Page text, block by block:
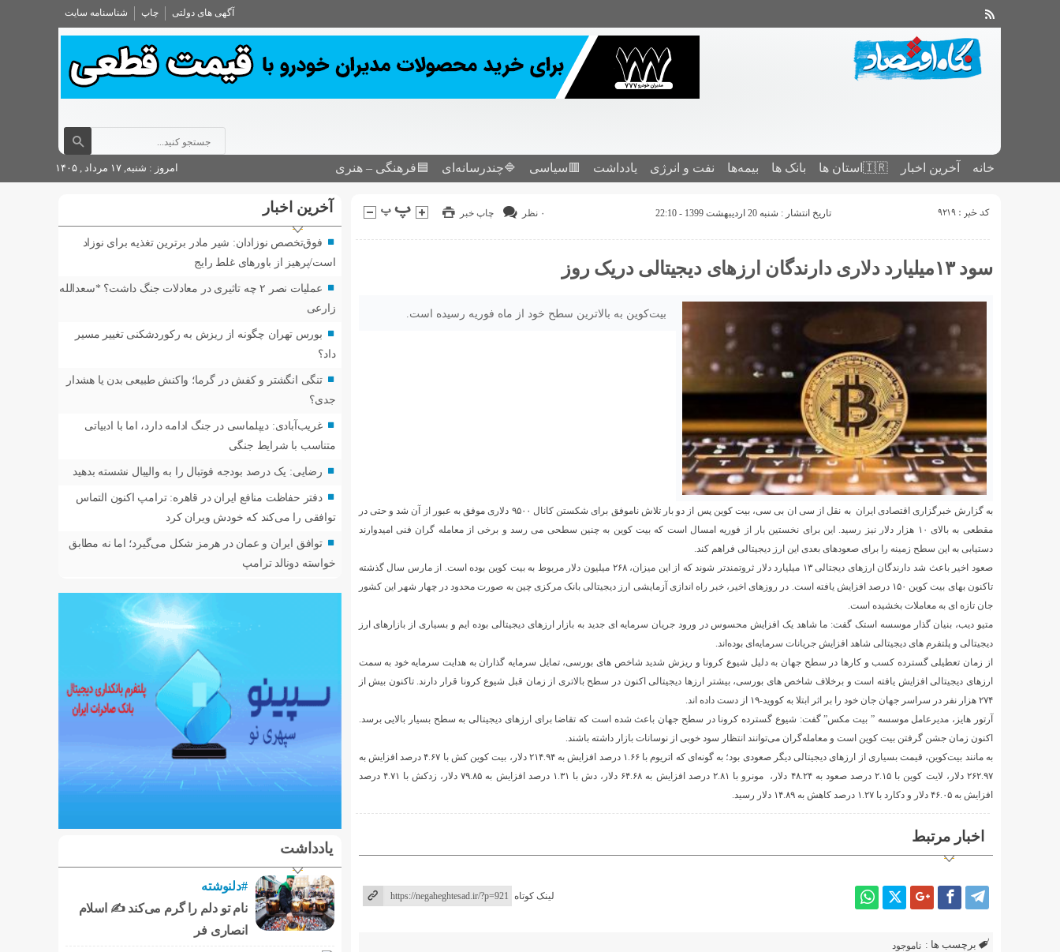
آگهی های دولتی چاپ شناسنامه سایت
خانه آخرین اخبار 🇮🇷استان ‌ها بانک ها بیمه‌ها نفت و انرژی یادداشت 🟥سیاسی 🔷چندرسانه‌ای 🟦فرهنگی – هنری امروز : شنبه, ۱۷ مرداد , ۱۴۰۵
کد خبر : 9219 تاریخ انتشار : شنبه 20 اردیبهشت 1399 - 22:10 چاپ خبر ۰ نظر
سود ۱۳میلیارد دلاری دارندگان ارزهای دیجیتالی دریک روز
بیت‌کوین به بالاترین سطح خود از ماه فوریه رسیده است.
به گزارش خبرگزاری اقتصادی ایران به نقل از سی ان بی سی، بیت کوین پس از دو بار تلاش ناموفق برای شکستن کانال ۹۵۰۰ دلاری موفق به عبور از آن شد و حتی در
مقطعی به بالای ۱۰ هزار دلار نیز رسید. این برای نخستین بار از فوریه امسال است که بیت کوین به چنین سطحی می رسد و برخی از معامله گران فنی امیدوارند
دستیابی به این سطح زمینه را برای صعودهای بعدی این ارز دیجیتالی فراهم کند.
صعود اخیر باعث شد دارندگان ارزهای دیجتالی ۱۳ میلیارد دلار ثروتمندتر شوند که از این میزان، ۲۶۸ میلیون دلار مربوط به بیت کوین بوده است. از مارس سال گذشته
تاکنون بهای بیت کوین ۱۵۰ درصد افزایش یافته است. در روزهای اخیر، خبر راه اندازی آزمایشی ارز دیجیتالی بانک مرکزی چین به صورت محدود در چهار شهر این کشور
جان تازه ای به معاملات بخشیده است.
متیو دیب، بنیان گذار موسسه استک گفت: ما شاهد یک افزایش محسوس در ورود جریان سرمایه ای جدید به بازار ارزهای دیجیتالی بوده ایم و بسیاری از بازارهای ارز
دیجیتالی و پلتفرم های دیجیتالی شاهد افزایش جریانات سرمایه‌ای بوده‌اند.
از زمان تعطیلی گسترده کسب و کارها در سطح جهان به دلیل شیوع کرونا و ریزش شدید شاخص های بورسی، تمایل سرمایه گذاران به هدایت سرمایه خود به سمت
ارزهای دیجیتالی افزایش یافته است و برخلاف شاخص های بورسی، بیشتر ارزها دیجیتالی اکنون در سطح بالاتری از زمان قبل شیوع کرونا قرار دارند. تاکنون بیش از
۲۷۴ هزار نفر در سراسر جهان جان خود را بر اثر ابتلا به کووید-۱۹ از دست داده اند.
آرتور هایز، مدیرعامل موسسه ” بیت مکس” گفت: شیوع گسترده کرونا در سطح جهان باعث شده است که تقاضا برای ارزهای دیجیتالی به سطح بسیار بالایی برسد.
اکنون زمان جشن گرفتن بیت کوین است و معامله‌گران می‌توانند انتظار سود خوبی از نوسانات بازار داشته باشند.
به مانند بیت‌کوین، قیمت بسیاری از ارزهای دیجیتالی دیگر صعودی بود؛ به گونه‌ای که اتریوم با ۱.۶۶ درصد افزایش به ۲۱۴.۹۴ دلار، بیت کوین کش با ۴.۶۷ درصد افزایش به
۲۶۲.۹۷ دلار، لایت کوین با ۲.۱۵ درصد صعود به ۴۸.۲۴ دلار، مونرو با ۲.۸۱ درصد افزایش به ۶۴.۶۸ دلار، دش با ۱.۳۱ درصد افزایش به ۷۹.۸۵ دلار، زدکش با ۴.۷۱ درصد
افزایش به ۴۶.۰۵ دلار و دکارد با ۱.۲۷ درصد کاهش به ۱۴.۸۹ دلار رسید.
اخبار مرتبط
لینک کوتاه
برچسب ها : ناموجود
آخرین اخبار
فوق‌تخصص نوزادان: شیر مادر برترین تغذیه برای نوزاد
است/پرهیز از باورهای غلط رایج
عملیات نصر ۲ چه تاثیری در معادلات جنگ داشت؟ *سعدالله
زارعی
بورس تهران چگونه از ریزش به رکوردشکنی تغییر مسیر
داد؟
تنگی انگشتر و کفش در گرما؛ واکنش طبیعی بدن یا هشدار
جدی؟
غریب‌آبادی: دیپلماسی در جنگ ادامه دارد، اما با ادبیاتی
متناسب با شرایط جنگی
رضایی: یک درصد بودجه فوتبال را به والیبال نشسته بدهید
دفتر حفاظت منافع ایران در قاهره: ترامپ اکنون التماس
توافقی را می‌کند که خودش ویران کرد
توافق ایران و عمان در هرمز شکل می‌گیرد؛ اما نه مطابق
خواسته دونالد ترامپ
یادداشت
#دلنوشته
نام تو دلم را گرم می‌کند ✍️ اسلام
انصاری فر